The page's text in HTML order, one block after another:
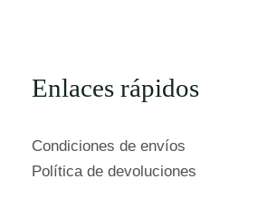
Enlaces rápidos
Condiciones de envíos
Política de devoluciones